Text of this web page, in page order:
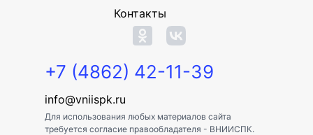
Контакты
+7 (4862) 42-11-39
info@vniispk.ru
Для использования любых материалов сайта
требуется согласие правообладателя - ВНИИСПК.